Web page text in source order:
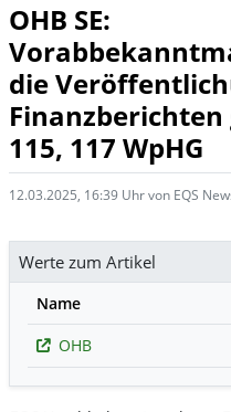
OHB SE:
die
Finanzberichten
115, 117 WpHG
12.03.2025, 16:39 Uhr von EQS
Werte zum Artikel
Name
OHB